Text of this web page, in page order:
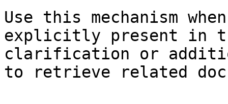
Use this mechanism
explicitly present in
clarification or